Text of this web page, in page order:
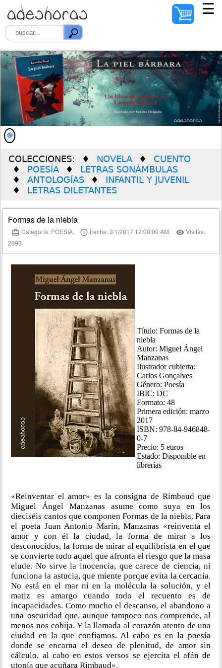
AUTORES
ILUSTRADORES
DISTRIBUIDORES
PREMIO SOLEDAD
VERDÚ
☰
COLECCIONES: NOVELA
CUENTO
POESÍA
LETRAS SONÁMBULAS
ANTOLOGÍAS
INFANTIL Y JUVENIL
LETRAS DILETANTES
Formas de la niebla
card_travel Categoría: POESÍA, access_time Fecha: 3/1/2017 12:00:00 AM, remove_red_eye Visitas:
2993
Título: Formas de la
niebla
Autor: Miguel Ángel
Manzanas
Ilustrador cubierta:
Carlos Gonçalves
Género: Poesía
IBIC: DC
Formato: 48
Primera edición: marzo
2017
ISBN: 978-84-946848-
0-7
Precio: 5 euros
Estado: Disponible en
librerías
«Reinventar el amor» es la consigna de Rimbaud que
Miguel Ángel Manzanas asume como suya en los
dieciséis cantos que componen Formas de la niebla. Para
el poeta Juan Antonio Marín, Manzanas «reinventa el
amor y con él la ciudad, la forma de mirar a los
desconocidos, la forma de mirar al equilibrista en el que
se convierte todo aquel que afronta el riesgo que la masa
elude. No sirve la inocencia, que carece de ciencia, ni
funciona la astucia, que miente porque evita la cercanía.
No está en el mar ni en la molécula la solución, y el
matiz es amargo cuando todo el recuento es de
incapacidades. Como mucho el descanso, el abandono a
una oscuridad que, aunque tampoco nos comprende, al
menos nos cobija. Y la llamada al corazón atento de una
ciudad en la que confiamos. Al cabo es en la poesía
donde se encarna el deseo de plenitud, de amor sin
cálculo, al cabo en estos versos se ejercita el afán de
utopía que acuñara Rimbaud».